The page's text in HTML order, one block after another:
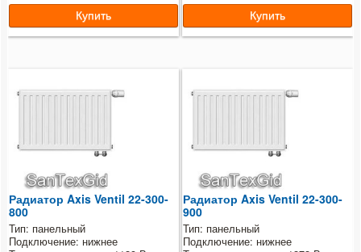
Инсталляционные системы и принадлежности
Радиатор Axis Ventil 22-300-
800
Тип: панельный
Подключение: нижнее
Радиатор Axis Ventil 22-300-
900
Тип: панельный
Подключение: нижнее